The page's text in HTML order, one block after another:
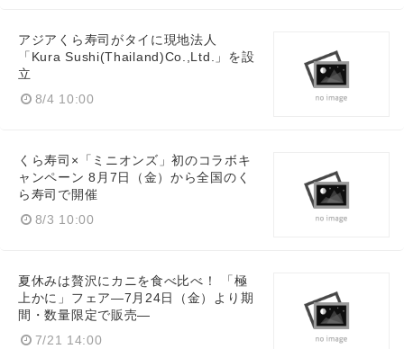
アジアくら寿司がタイに現地法人
「Kura Sushi(Thailand)Co.,Ltd.」を設
立
8/4 10:00
くら寿司×「ミニオンズ」初のコラボキ
ャンペーン 8月7日（金）から全国のく
ら寿司で開催
8/3 10:00
夏休みは贅沢にカニを食べ比べ！ 「極
上かに」フェア―7月24日（金）より期
間・数量限定で販売―
7/21 14:00